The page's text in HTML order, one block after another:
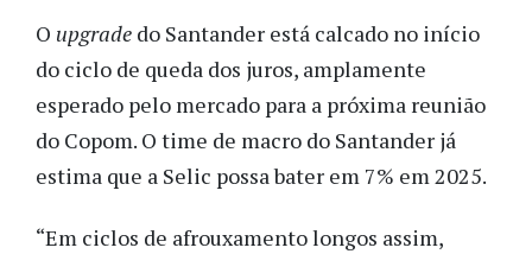
O upgrade do Santander está calcado no início
do ciclo de queda dos juros, amplamente
esperado pelo mercado para a próxima reunião
do Copom. O time de macro do Santander já
estima que a Selic possa bater em 7% em 2025.
“Em ciclos de afrouxamento longos assim,